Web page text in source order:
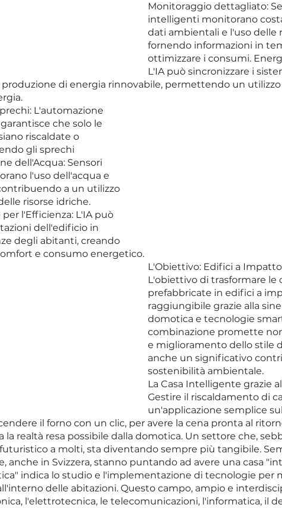
Monitoraggio dettagliato:
intelligenti monitorano
dati ambientali e l'uso delle
fornendo informazioni in
ottimizzare i consumi.
L'IA può sincronizzare i
di energia rinnovabile, permettendo un
L'automazione
che solo le
riscaldate o
gli sprechi
dell'Acqua: Sensori
l'uso dell'acqua e
a un utilizzo
risorse idriche.
per l'Efficienza: L'IA può
dell'edificio in
degli abitanti, creando
e consumo energetico.
L'Obiettivo: Edifici a
L'obiettivo di trasformare le
prefabbricate in edifici a
raggiungibile grazie alla
domotica e tecnologie
combinazione promette
e miglioramento dello stile
anche un significativo
sostenibilità ambientale.
La Casa Intelligente grazie
Gestire il riscaldamento di
un'applicazione semplice
il forno con un clic, per avere la cena pronta al
la realtà resa possibile dalla domotica. Un settore che,
a molti, sta diventando sempre più tangibile.
anche in Svizzera, stanno puntando ad avere una casa
indica lo studio e l'implementazione di tecnologie per
delle abitazioni. Questo campo, ampio e
l'elettrotecnica, le telecomunicazioni, l'informatica, il